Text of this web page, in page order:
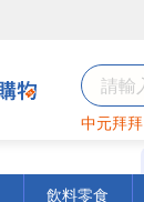
中元拜拜
飲料零食